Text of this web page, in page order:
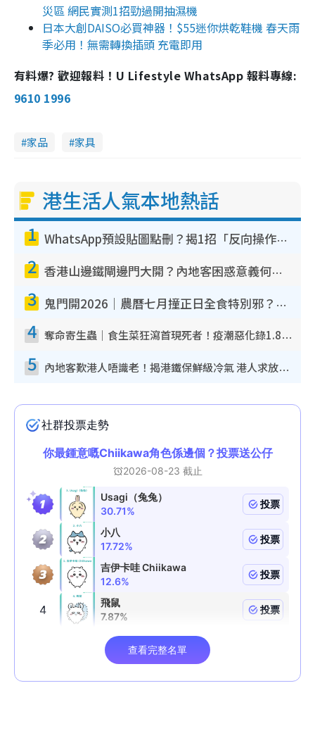
災區 網民實測1招勁過開抽濕機
日本大創DAISO必買神器！$55迷你烘乾鞋機 春天雨
季必用！無需轉換插頭 充電即用
有料爆? 歡迎報料！U Lifestyle WhatsApp 報料專線:
9610 1996
家品 家具
港生活人氣本地熱話
1 WhatsApp預設貼圖點刪？揭1招「反向操作」還原簡潔介面 附3步實測教學
2 香港山邊鐵閘邊門大開？內地客困惑意義何在！網民神回覆：呢種叫法理性防禦
3 鬼門開2026｜農曆七月撞正日全食特別邪？專家警告切忌做一事！揭4大禁忌+2招保平安
4 奪命寄生蟲｜食生菜狂瀉首現死者！疫潮惡化錄1.8萬宗病例 揭洗菜3大謬誤
5 內地客歎港人唔識老！揭港鐵保鮮級冷氣 港人求放過：咪投訴